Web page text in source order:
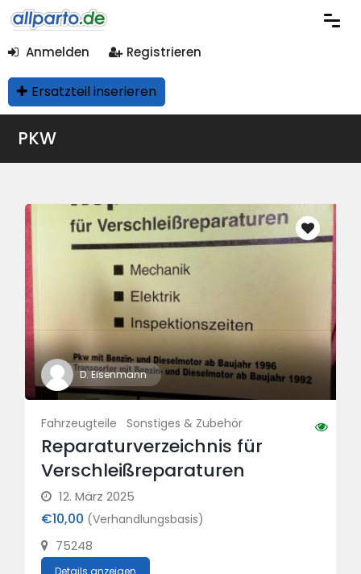
Anmelden Registrieren
Ersatzteil inserieren
PKW
D. Eisenmann
Fahrzeugteile Sonstiges & Zubehör
Reparaturverzeichnis für
Verschleißreparaturen
12. März 2025
€10,00 (Verhandlungsbasis)
75248
Details anzeigen